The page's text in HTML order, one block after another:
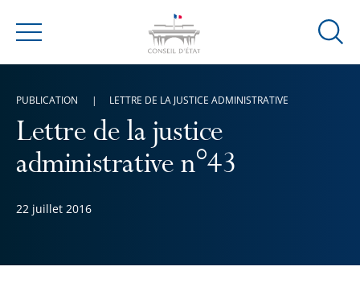
Menu
Ouvrir
Lettre de la justice
administrative n°43
22 juillet 2016
PUBLICATION LETTRE DE LA JUSTICE ADMINISTRATIVE